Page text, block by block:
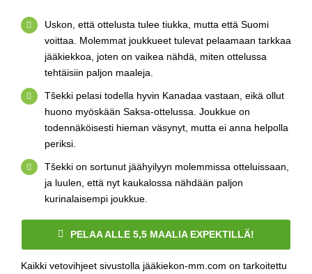
Uskon, että ottelusta tulee tiukka, mutta että Suomi
voittaa. Molemmat joukkueet tulevat pelaamaan tarkkaa
jääkiekkoa, joten on vaikea nähdä, miten ottelussa
tehtäisiin paljon maaleja.
Tšekki pelasi todella hyvin Kanadaa vastaan, eikä ollut
huono myöskään Saksa-ottelussa. Joukkue on
todennäköisesti hieman väsynyt, mutta ei anna helpolla
periksi.
Tšekki on sortunut jäähyilyyn molemmissa otteluissaan,
ja luulen, että nyt kaukalossa nähdään paljon
kurinalaisempi joukkue.
PELAA ALLE 5,5 MAALIA EXPEKTILLÄ!
Kaikki vetovihjeet sivustolla jääkiekon-mm.com on tarkoitettu